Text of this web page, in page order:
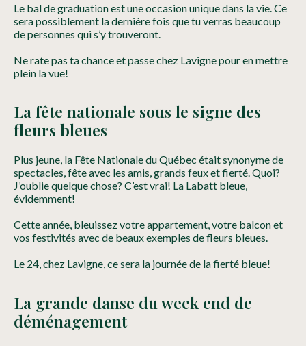
Le bal de graduation est une occasion unique dans la vie. Ce
sera possiblement la dernière fois que tu verras beaucoup
de personnes qui s’y trouveront.
Ne rate pas ta chance et passe chez Lavigne pour en mettre
plein la vue!
La fête nationale sous le signe des
fleurs bleues
Plus jeune, la Fête Nationale du Québec était synonyme de
spectacles, fête avec les amis, grands feux et fierté. Quoi?
J’oublie quelque chose? C’est vrai! La Labatt bleue,
évidemment!
Cette année, bleuissez votre appartement, votre balcon et
vos festivités avec de beaux exemples de fleurs bleues.
Le 24, chez Lavigne, ce sera la journée de la fierté bleue!
La grande danse du week end de
déménagement